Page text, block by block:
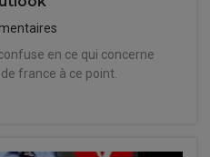
en ce qui concerne
france à ce point.